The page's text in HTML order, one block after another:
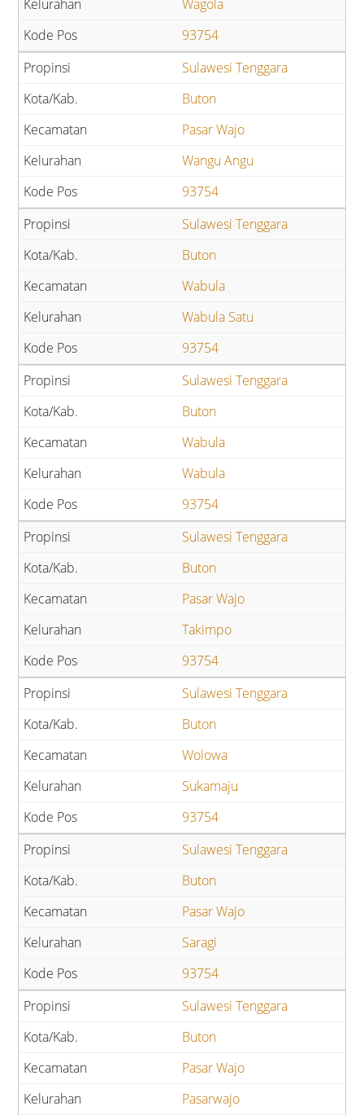
Wagola
93754
Sulawesi Tenggara
Buton
Pasar Wajo
Wangu Angu
93754
Sulawesi Tenggara
Buton
Wabula
Wabula Satu
93754
Sulawesi Tenggara
Buton
Wabula
Wabula
93754
Sulawesi Tenggara
Buton
Pasar Wajo
Takimpo
93754
Sulawesi Tenggara
Buton
Wolowa
Sukamaju
93754
Sulawesi Tenggara
Buton
Pasar Wajo
Saragi
93754
Sulawesi Tenggara
Buton
Pasar Wajo
Pasarwajo